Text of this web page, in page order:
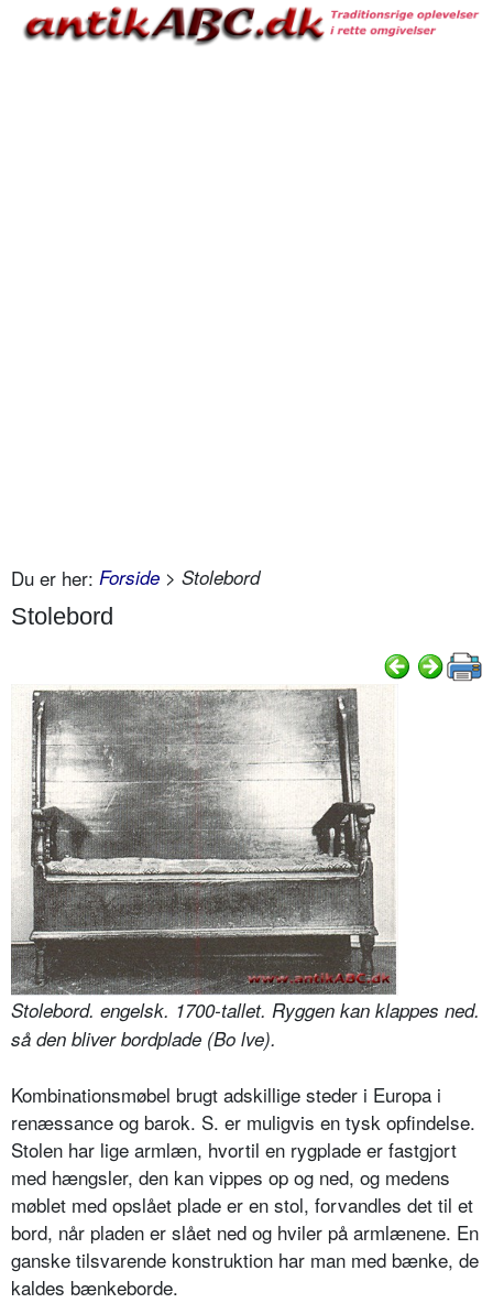
Du er her: Forside > Stolebord
Stolebord
Stolebord. engelsk. 1700-tallet. Ryggen kan klappes ned.
så den bliver bordplade (Bo lve).
Kombinationsmøbel brugt adskillige steder i Europa i
renæssance og barok. S. er muligvis en tysk opfindelse.
Stolen har lige armlæn, hvortil en rygplade er fastgjort
med hængsler, den kan vippes op og ned, og medens
møblet med opslået plade er en stol, forvandles det til et
bord, når pladen er slået ned og hviler på armlænene. En
ganske tilsvarende konstruktion har man med bænke, de
kaldes bænkeborde.